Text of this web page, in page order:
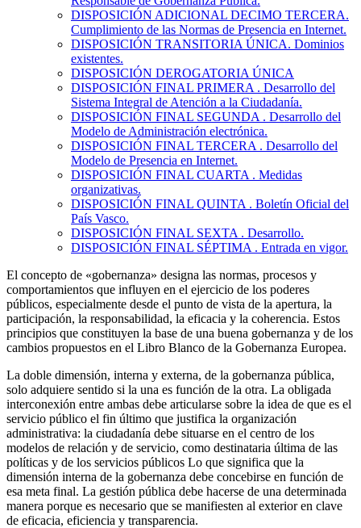
DISPOSICIÓN ADICIONAL DECIMO TERCERA.
Cumplimiento de las Normas de Presencia en Internet.
DISPOSICIÓN TRANSITORIA ÚNICA. Dominios
existentes.
DISPOSICIÓN DEROGATORIA ÚNICA
DISPOSICIÓN FINAL PRIMERA . Desarrollo del
Sistema Integral de Atención a la Ciudadanía.
DISPOSICIÓN FINAL SEGUNDA . Desarrollo del
Modelo de Administración electrónica.
DISPOSICIÓN FINAL TERCERA . Desarrollo del
Modelo de Presencia en Internet.
DISPOSICIÓN FINAL CUARTA . Medidas
organizativas.
DISPOSICIÓN FINAL QUINTA . Boletín Oficial del
País Vasco.
DISPOSICIÓN FINAL SEXTA . Desarrollo.
DISPOSICIÓN FINAL SÉPTIMA . Entrada en vigor.
El concepto de «gobernanza» designa las normas, procesos y
comportamientos que influyen en el ejercicio de los poderes
públicos, especialmente desde el punto de vista de la apertura, la
participación, la responsabilidad, la eficacia y la coherencia. Estos
principios que constituyen la base de una buena gobernanza y de los
cambios propuestos en el Libro Blanco de la Gobernanza Europea.
La doble dimensión, interna y externa, de la gobernanza pública,
solo adquiere sentido si la una es función de la otra. La obligada
interconexión entre ambas debe articularse sobre la idea de que es el
servicio público el fin último que justifica la organización
administrativa: la ciudadanía debe situarse en el centro de los
modelos de relación y de servicio, como destinataria última de las
políticas y de los servicios públicos Lo que significa que la
dimensión interna de la gobernanza debe concebirse en función de
esa meta final. La gestión pública debe hacerse de una determinada
manera porque es necesario que se manifiesten al exterior en clave
de eficacia, eficiencia y transparencia.